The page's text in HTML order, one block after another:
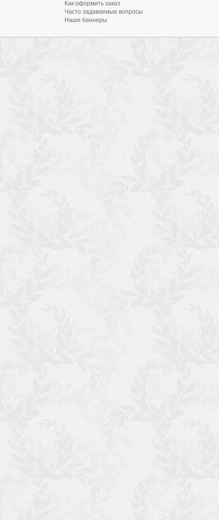
Как оформить заказ
Часто задаваемые вопросы
Наши баннеры